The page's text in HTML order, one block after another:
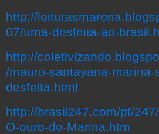
http://
07/uma-desfeita-ao-
http://
/mauro-santayana-marina-
desfeita.html
http://brasil247.com/pt/
O-ouro-de-Marina.htm